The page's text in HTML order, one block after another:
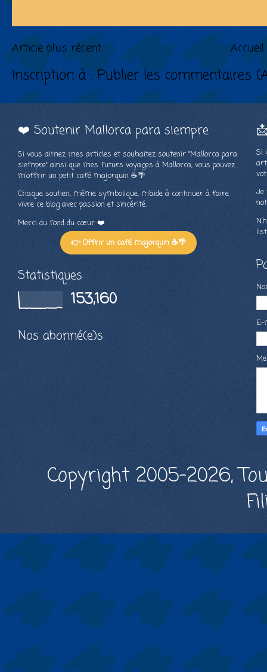
Article plus récent Accueil
Inscription à : Publier les commentaires
❤️ Soutenir Mallorca para siempre
Si vous aimez mes articles et souhaitez soutenir "Mallorca para
siempre" ainsi que mes futurs voyages à Mallorca, vous pouvez
m’offrir un petit café majorquin ☕🌴
Chaque soutien, même symbolique, m’aide à continuer à faire
vivre ce blog avec passion et sincérité.
Merci du fond du cœur ❤️
👉 Offrir un café majorquin ☕🌴
Statistiques
153,160
Nos abonné(e)s
Si
Je
Copyright 2005-2026,